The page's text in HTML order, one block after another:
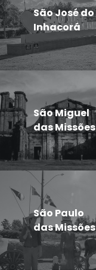
São José do
Inhacorá
São Miguel
das Missões
São Paulo
das Missões